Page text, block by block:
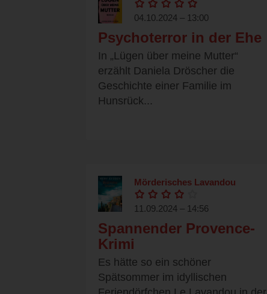
04.10.2024 – 13:00
Psychoterror in der Ehe
In „Lügen über meine Mutter“
erzählt Daniela Dröscher die
Geschichte einer Familie im
Hunsrück...
Mörderisches Lavandou
11.09.2024 – 14:56
Spannender Provence-
Krimi
Es hätte so ein schöner
Spätsommer im idyllischen